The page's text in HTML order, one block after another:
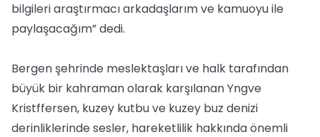
bilgileri araştırmacı arkadaşlarım ve kamuoyu ile
paylaşacağım” dedi.
Bergen şehrinde meslektaşları ve halk tarafından
büyük bir kahraman olarak karşılanan Yngve
Kristffersen, kuzey kutbu ve kuzey buz denizi
derinliklerinde sesler, hareketlilik hakkında önemli